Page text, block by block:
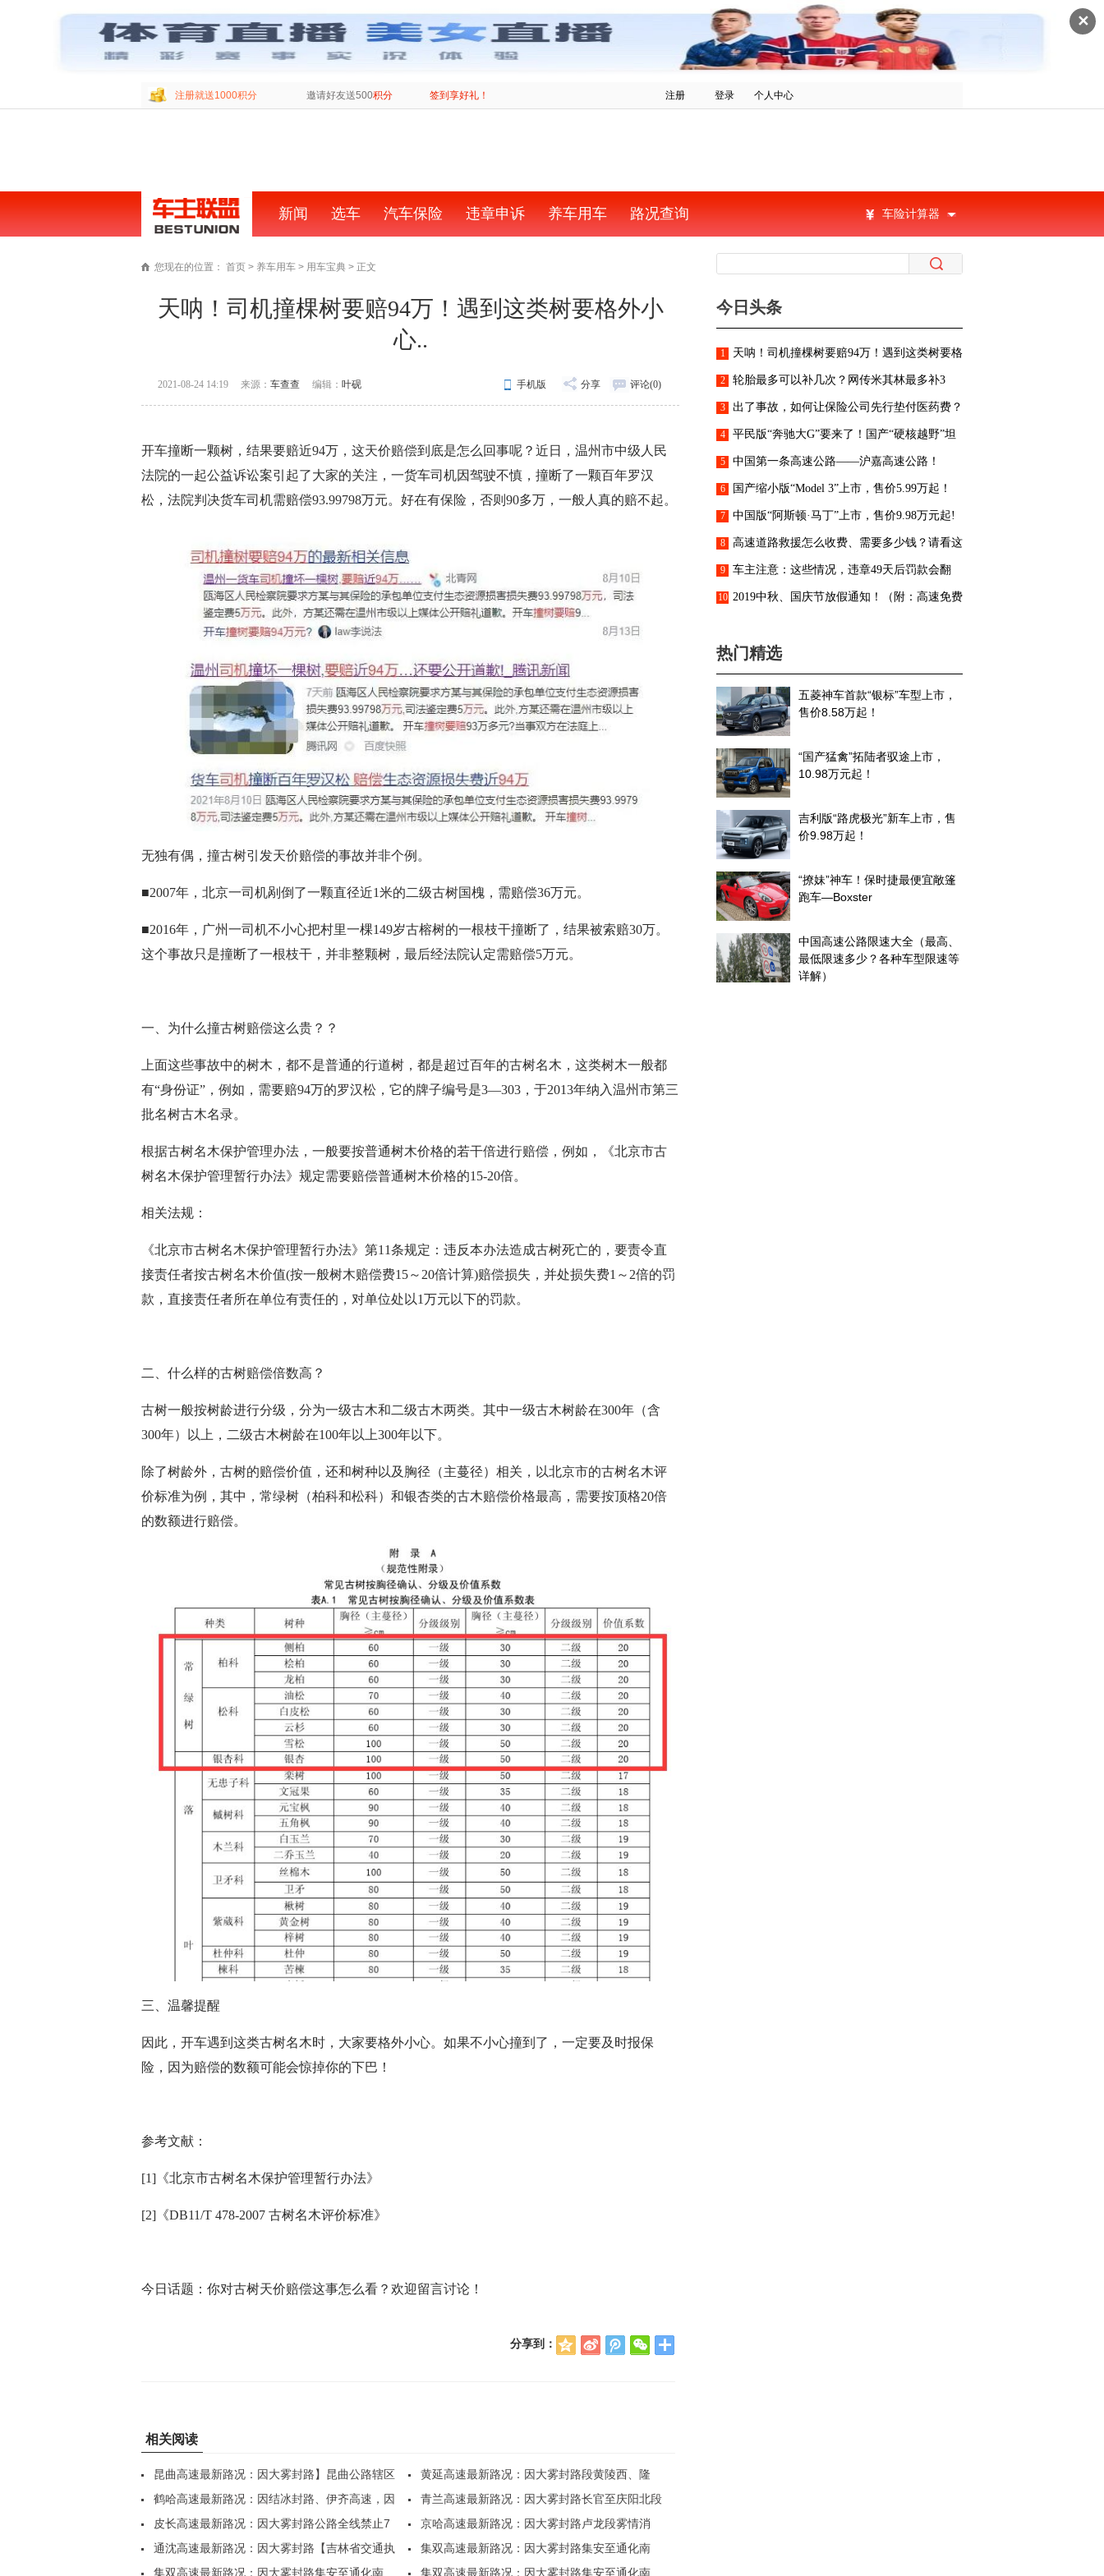
✕
注册就送1000积分 邀请好友送500积分 签到享好礼！ 注册 登录 个人中心
页
新闻 选车 汽车保险 违章申诉 养车用车 路况查询 车险计算器
您现在的位置： 首页 > 养车用车 > 用车宝典 > 正文
天呐！司机撞棵树要赔94万！遇到这类树要格外小
心..
2021-08-24 14:19 来源： 车查查 编辑： 叶砚 评论(0)
分享
手机版
开车撞断一颗树，结果要赔近94万，这天价赔偿到底是怎么回事呢？近日，温州市中级人民
法院的一起公益诉讼案引起了大家的关注，一货车司机因驾驶不慎，撞断了一颗百年罗汉
松，法院判决货车司机需赔偿93.99798万元。好在有保险，否则90多万，一般人真的赔不起。
无独有偶，撞古树引发天价赔偿的事故并非个例。
■2007年，北京一司机剐倒了一颗直径近1米的二级古树国槐，需赔偿36万元。
■2016年，广州一司机不小心把村里一棵149岁古榕树的一根枝干撞断了，结果被索赔30万。
这个事故只是撞断了一根枝干，并非整颗树，最后经法院认定需赔偿5万元。
一、为什么撞古树赔偿这么贵？？
上面这些事故中的树木，都不是普通的行道树，都是超过百年的古树名木，这类树木一般都
有“身份证”，例如，需要赔94万的罗汉松，它的牌子编号是3—303，于2013年纳入温州市第三
批名树古木名录。
根据古树名木保护管理办法，一般要按普通树木价格的若干倍进行赔偿，例如，《北京市古
树名木保护管理暂行办法》规定需要赔偿普通树木价格的15-20倍。
相关法规：
《北京市古树名木保护管理暂行办法》第11条规定：违反本办法造成古树死亡的，要责令直
接责任者按古树名木价值(按一般树木赔偿费15～20倍计算)赔偿损失，并处损失费1～2倍的罚
款，直接责任者所在单位有责任的，对单位处以1万元以下的罚款。
二、什么样的古树赔偿倍数高？
古树一般按树龄进行分级，分为一级古木和二级古木两类。其中一级古木树龄在300年（含
300年）以上，二级古木树龄在100年以上300年以下。
除了树龄外，古树的赔偿价值，还和树种以及胸径（主蔓径）相关，以北京市的古树名木评
价标准为例，其中，常绿树（柏科和松科）和银杏类的古木赔偿价格最高，需要按顶格20倍
的数额进行赔偿。
三、温馨提醒
因此，开车遇到这类古树名木时，大家要格外小心。如果不小心撞到了，一定要及时报保
险，因为赔偿的数额可能会惊掉你的下巴！
参考文献：
[1]《北京市古树名木保护管理暂行办法》
[2]《DB11/T 478-2007 古树名木评价标准》
今日话题：你对古树天价赔偿这事怎么看？欢迎留言讨论！
分享到：
QQ
新
腾
微
相关阅读
昆曲高速最新路况：因大雾封路】昆曲公路辖区
全..
黄延高速最新路况：因大雾封路段黄陵西、隆
坊、..
鹤哈高速最新路况：因结冰封路、伊齐高速，因
部..
青兰高速最新路况：因大雾封路长官至庆阳北段
各..
皮长高速最新路况：因大雾封路公路全线禁止7
座..
京哈高速最新路况：因大雾封路卢龙段雾情消
散，..
通沈高速最新路况：因大雾封路【吉林省交通执
法..
集双高速最新路况：因大雾封路集安至通化南
站，..
集双高速最新路况：因大雾封路集安至通化南 集双高速最新路况：因大雾封路集安至通化南
今日头条
1
天呐！司机撞棵树要赔94万！遇到这类树要格
外小心..
2
轮胎最多可以补几次？网传米其林最多补3
次，是真的吗？
3 出了事故，如何让保险公司先行垫付医药费？
4
平民版“奔驰大G”要来了！国产“硬核越野”坦
克300上市！
5 中国第一条高速公路——沪嘉高速公路！
6 国产缩小版“Model 3”上市，售价5.99万起！
7 中国版“阿斯顿·马丁”上市，售价9.98万元起!
8
高速道路救援怎么收费、需要多少钱？请看这
里！
9
车主注意：这些情况，违章49天后罚款会翻
倍！
10 2019中秋、国庆节放假通知！（附：高速免费
热门精选
五菱神车首款“银标”车型上市，
售价8.58万起！
“国产猛禽”拓陆者驭途上市，
10.98万元起！
吉利版“路虎极光”新车上市，售
价9.98万起！
“撩妹”神车！保时捷最便宜敞篷
跑车—Boxster
中国高速公路限速大全（最高、
最低限速多少？各种车型限速等
详解）